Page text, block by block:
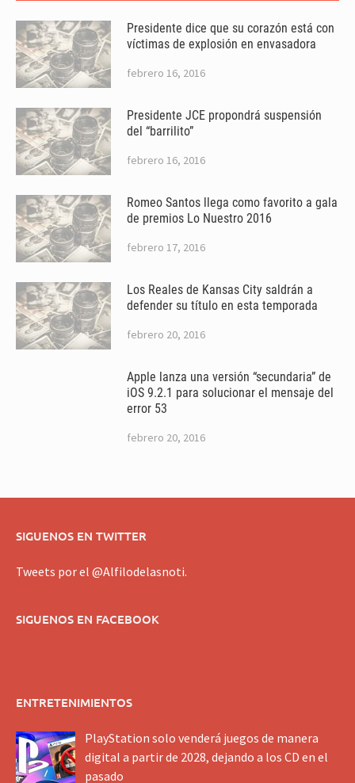
Presidente dice que su corazón está con
víctimas de explosión en envasadora
febrero 16, 2016
Presidente JCE propondrá suspensión
del “barrilito”
febrero 16, 2016
Romeo Santos llega como favorito a gala
de premios Lo Nuestro 2016
febrero 17, 2016
Los Reales de Kansas City saldrán a
defender su título en esta temporada
febrero 20, 2016
Apple lanza una versión “secundaria” de
iOS 9.2.1 para solucionar el mensaje del
error 53
febrero 20, 2016
SIGUENOS EN TWITTER
Tweets por el @Alfilodelasnoti.
SIGUENOS EN FACEBOOK
ENTRETENIMIENTOS
PlayStation solo venderá juegos de manera
digital a partir de 2028, dejando a los CD en el
pasado